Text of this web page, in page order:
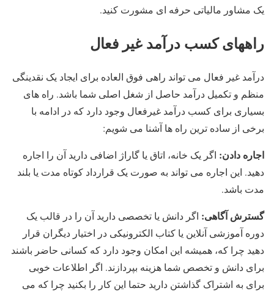
یک مشاور مالیاتی حرفه ای مشورت کنید.
راههای کسب درآمد غیر فعال
درآمد غیر فعال می تواند راهی فوق العاده برای ایجاد یک نقدینگی
منظم و تکمیل درآمد حاصل از شغل اصلی شما باشد. راه های
بسیاری برای کسب درآمد غیرفعال وجود دارد که در ادامه با
برخی از ساده ترین راه ها آشنا می شویم:
اجاره دادن: اگر یک خانه، اتاق یا گاراژ اضافی دارید آن را اجاره
دهید. این اجاره می تواند به صورت یک قرارداد کوتاه مدت یا بلند
مدت باشد.
گسترش آگاهی: اگر دانش یا تخصصی دارید آن را در قالب یک
دوره آموزشی آنلاین یا کتاب الکترونیکی در اختیار دیگران قرار
دهید چرا که، همیشه این امکان وجود دارد که کسانی حاضر باشند
برای دانش و تخصص شما هزینه بپردازند. اگر اطلاعات خوبی
برای به اشتراک گذاشتن دارید حتما این کار را بکنید چرا که می